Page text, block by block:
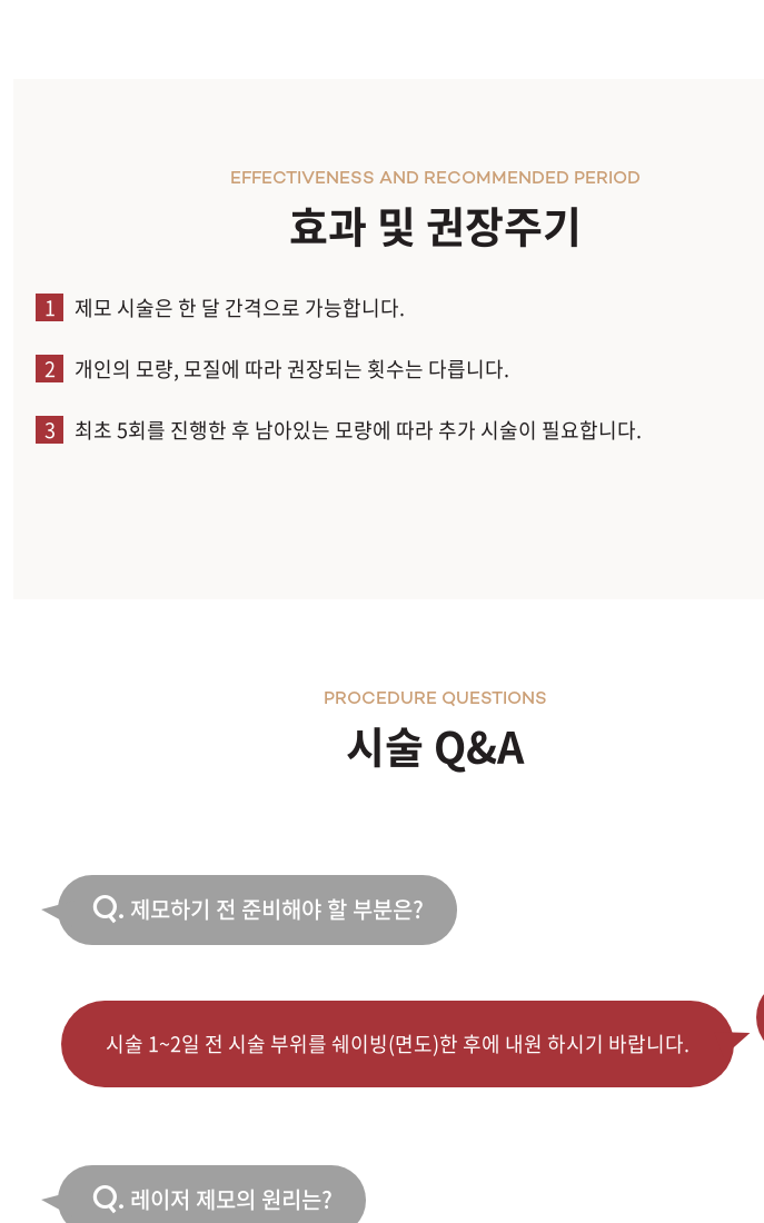
효과 및 권장주기
EFFECTIVENESS AND RECOMMENDED PERIOD
1 제모 시술은 한 달 간격으로 가능합니다.
2 개인의 모량, 모질에 따라 권장되는 횟수는 다릅니다.
3 최초 5회를 진행한 후 남아있는 모량에 따라 추가 시술이 필요합니다.
시술 Q&A
PROCEDURE QUESTIONS
Q. 제모하기 전 준비해야 할 부분은?
시술 1~2일 전 시술 부위를 쉐이빙(면도)한 후에 내원 하시기 바랍니다.
Q. 레이저 제모의 원리는?